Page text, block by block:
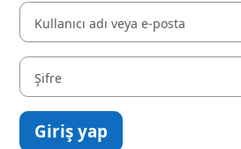
Yeni hesap oluşturma adımına geç
Kullanıcı adı veya e-posta
Şifre
Giriş yap